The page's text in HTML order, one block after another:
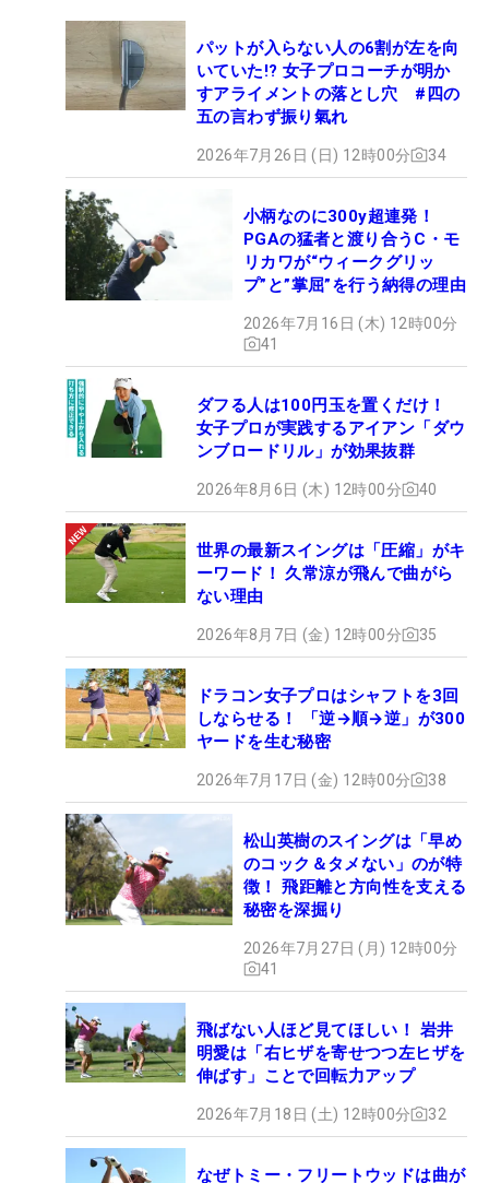
パットが入らない人の6割が左を向
いていた!? 女子プロコーチが明か
すアライメントの落とし穴 #四の
五の言わず振り氣れ
2026年7月26日 (日) 12時00分 34
小柄なのに300y超連発！
PGAの猛者と渡り合うC・モ
リカワが“ウィークグリッ
プ”と”掌屈”を行う納得の理由
2026年7月16日 (木) 12時00分
41
ダフる人は100円玉を置くだけ！
女子プロが実践するアイアン「ダウ
ンブロードリル」が効果抜群
2026年8月6日 (木) 12時00分 40
世界の最新スイングは「圧縮」がキ
ーワード！ 久常涼が飛んで曲がら
ない理由
2026年8月7日 (金) 12時00分 35
ドラコン女子プロはシャフトを3回
しならせる！ 「逆→順→逆」が300
ヤードを生む秘密
2026年7月17日 (金) 12時00分 38
松山英樹のスイングは「早め
のコック＆タメない」のが特
徴！ 飛距離と方向性を支える
秘密を深掘り
2026年7月27日 (月) 12時00分
41
飛ばない人ほど見てほしい！ 岩井
明愛は「右ヒザを寄せつつ左ヒザを
伸ばす」ことで回転力アップ
2026年7月18日 (土) 12時00分 32
なぜトミー・フリートウッドは曲が